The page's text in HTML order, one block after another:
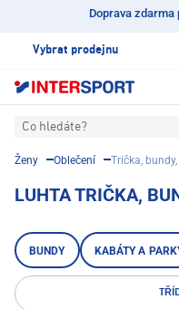
Doprava zdarma
Vybrat prodejnu
Co hledáte?
Ženy Oblečení Trička,
LUHTA TRIČKA,
BUNDY KABÁTY A